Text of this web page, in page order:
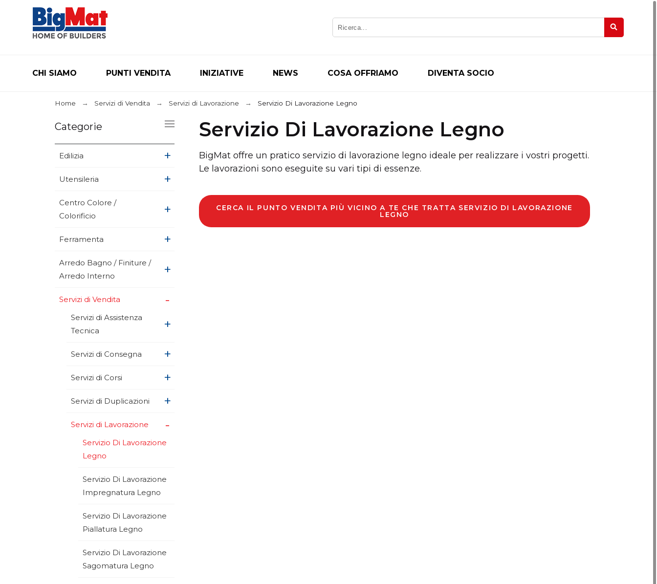
CHI SIAMO PUNTI VENDITA INIZIATIVE NEWS COSA OFFRIAMO DIVENTA SOCIO
Home Servizi di Vendita Servizi di Lavorazione Servizio Di Lavorazione Legno
Categorie
Edilizia +
Utensileria +
Centro Colore /
Colorificio
+
Ferramenta +
Arredo Bagno / Finiture /
Arredo Interno
+
Servizi di Vendita +
Servizi di Assistenza
Tecnica
+
Servizi di Consegna +
Servizi di Corsi +
Servizi di Duplicazioni +
Servizi di Lavorazione +
Servizio Di Lavorazione
Legno
Servizio Di Lavorazione
Impregnatura Legno
Servizio Di Lavorazione
Piallatura Legno
Servizio Di Lavorazione
Sagomatura Legno
Servizio Di Lavorazione Legno
BigMat offre un pratico servizio di lavorazione legno ideale per realizzare i vostri progetti.
Le lavorazioni sono eseguite su vari tipi di essenze.
CERCA IL PUNTO VENDITA PIÙ VICINO A TE CHE TRATTA SERVIZIO DI LAVORAZIONE
LEGNO